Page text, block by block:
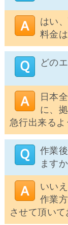
はい
料金
どの
日本
に、
急行出来るよ
作業
ます
いい
作業
させて頂いて